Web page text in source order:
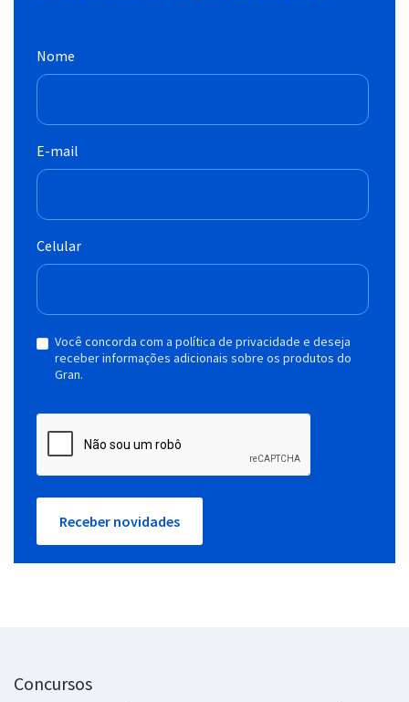
Nome
E-mail
Celular
Você concorda com a política de privacidade e deseja
receber informações adicionais sobre os produtos do
Gran.
Receber novidades
Concursos